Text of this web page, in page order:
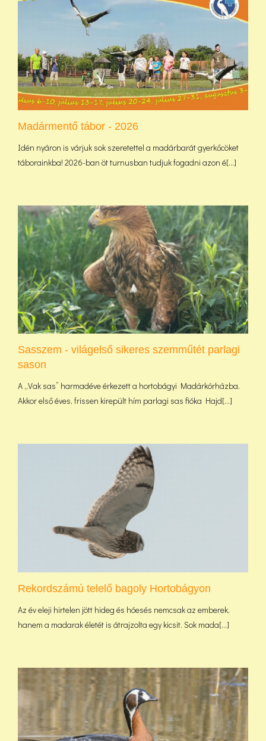
Madármentő tábor - 2026
Idén nyáron is várjuk sok szeretettel a madárbarát gyerkőcöket
táborainkba! 2026-ban öt turnusban tudjuk fogadni azon é[...]
Sasszem - világelső sikeres szemműtét parlagi
sason
A „Vak sas” harmadéve érkezett a hortobágyi Madárkórházba.
Akkor első éves, frissen kirepült hím parlagi sas fióka Hajd[...]
Rekordszámú telelő bagoly Hortobágyon
Az év eleji hirtelen jött hideg és hóesés nemcsak az emberek,
hanem a madarak életét is átrajzolta egy kicsit. Sok mada[...]